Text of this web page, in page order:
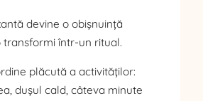
devine o obișnuință
transformi într-un ritual.
plăcută a activităților:
dușul cald, câteva minute